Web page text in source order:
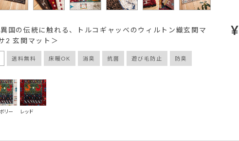
国の伝統に触れる、トルコギャッベのウィルトン織玄関マ
2 玄関マット＞
送料無料 床暖OK 消臭 抗菌 遊び毛防止 防臭
¥
リー レッド